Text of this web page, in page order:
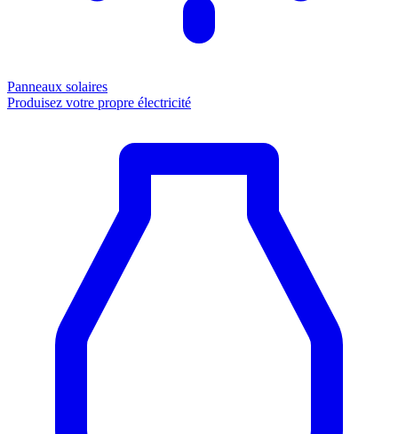
Panneaux solaires
Produisez votre propre électricité